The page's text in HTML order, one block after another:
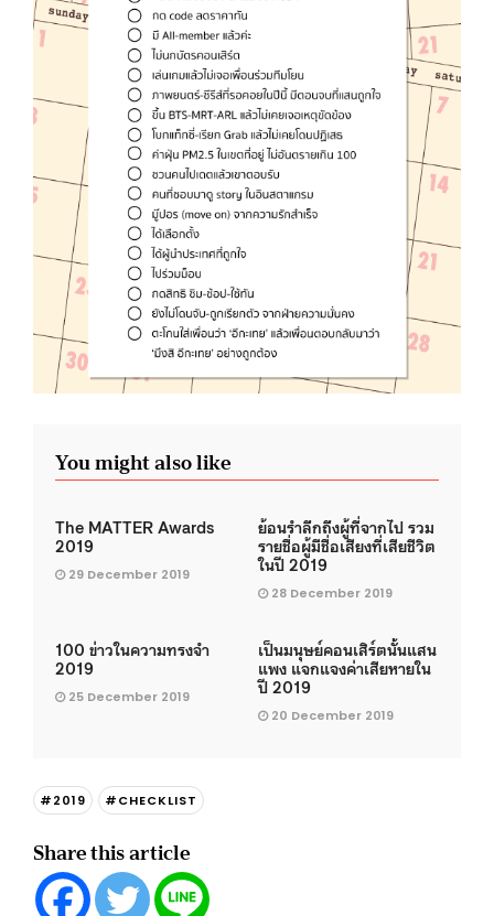
You might also like
The MATTER Awards
2019
29 December 2019
ย้อนรำลึกถึงผู้ที่จากไป รวม
รายชื่อผู้มีชื่อเสียงที่เสียชีวิต
ในปี 2019
28 December 2019
100 ข่าวในความทรงจำ
2019
25 December 2019
เป็นมนุษย์คอนเสิร์ตนั้นแสน
แพง แจกแจงค่าเสียหายใน
ปี 2019
20 December 2019
#2019 #CHECKLIST
Share this article